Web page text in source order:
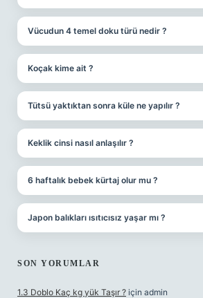
Vücudun 4 temel doku türü nedir ?
Koçak kime ait ?
Tütsü yaktıktan sonra küle ne yapılır ?
Keklik cinsi nasıl anlaşılır ?
6 haftalık bebek kürtaj olur mu ?
Japon balıkları ısıtıcısız yaşar mı ?
SON YORUMLAR
1.3 Doblo Kaç kg yük Taşır ? için admin